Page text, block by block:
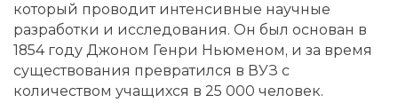
который проводит интенсивные научные
разработки и исследования. Он был основан в
1854 году Джоном Генри Ньюменом, и за время
существования превратился в ВУЗ с
количеством учащихся в 25 000 человек.